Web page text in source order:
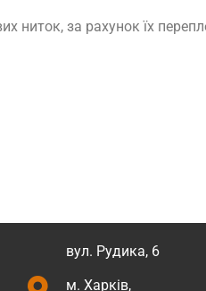
ниток, за рахунок їх
вул. Рудика, 6
м. Харків,